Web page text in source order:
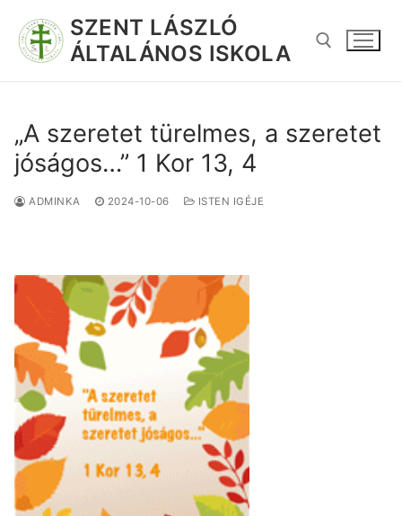
SZENT LÁSZLÓ
ÁLTALÁNOS ISKOLA
„A szeretet türelmes, a szeretet
jóságos…” 1 Kor 13, 4
ADMINKA 2024-10-06 ISTEN IGÉJE